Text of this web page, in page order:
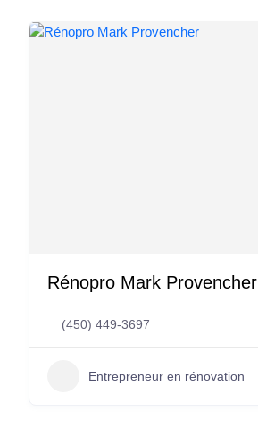
Rénopro Mark Provencher
(450) 449-3697
Entrepreneur en rénovation